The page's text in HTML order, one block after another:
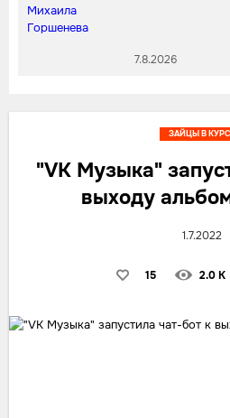
7.8.2026
"VK Музыка"
выходу
1.7.2022
15 2.0 K
ЗАЙЦЫ В